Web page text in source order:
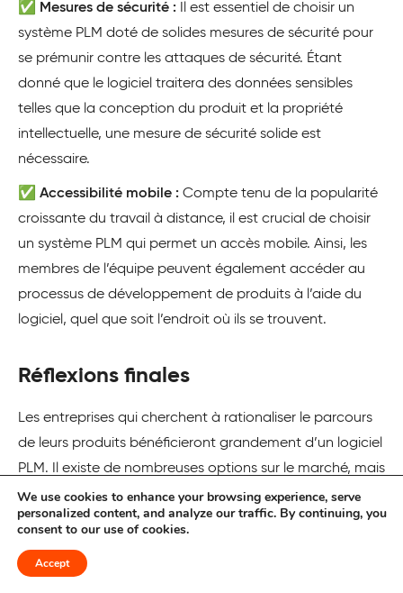
✅ Mesures de sécurité : Il est essentiel de choisir un
système PLM doté de solides mesures de sécurité pour
se prémunir contre les attaques de sécurité. Étant
donné que le logiciel traitera des données sensibles
telles que la conception du produit et la propriété
intellectuelle, une mesure de sécurité solide est
nécessaire.
✅ Accessibilité mobile : Compte tenu de la popularité
croissante du travail à distance, il est crucial de choisir
un système PLM qui permet un accès mobile. Ainsi, les
membres de l’équipe peuvent également accéder au
processus de développement de produits à l’aide du
logiciel, quel que soit l’endroit où ils se trouvent.
Réflexions finales
Les entreprises qui cherchent à rationaliser le parcours
de leurs produits bénéficieront grandement d’un logiciel
PLM. Il existe de nombreuses options sur le marché, mais
le choix optimal dépend des besoins spécifiques de
votre organisation.
Cependant, après avoir soigneusement évalué plusieurs
alternatives, nous avons dressé cette liste des meilleurs
We use cookies to enhance your browsing experience, serve
personalized content, and analyze our traffic. By continuing, you
consent to our use of cookies.
Accept